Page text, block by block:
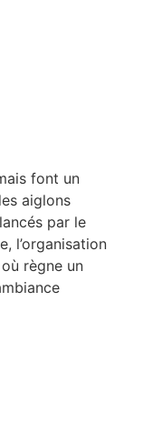
font un
aiglons
par le
l’organisation
règne un